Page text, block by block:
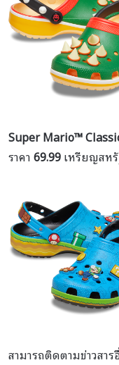
Super Mario™
ราคา69.99เหรียญสห
สามารถติดตามข่าวสา